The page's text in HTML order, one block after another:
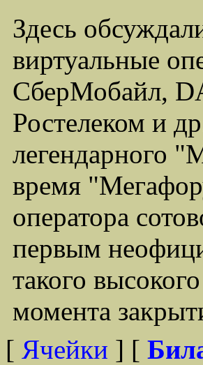
Здесь
виртуальные
СберМобайл,
Ростелеком и
легендарного
время
оператора
первым
такого
момента
[ Ячейки ] [